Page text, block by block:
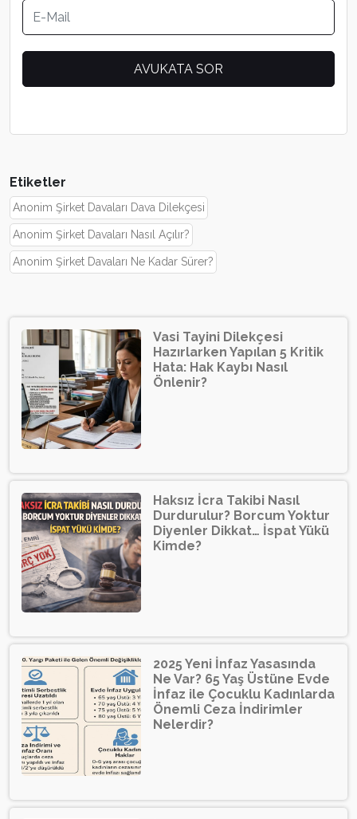
Etiketler
Anonim Şirket Davaları Dava Dilekçesi
Anonim Şirket Davaları Nasıl Açılır?
Anonim Şirket Davaları Ne Kadar Sürer?
Vasi Tayini Dilekçesi
Hazırlarken Yapılan 5 Kritik
Hata: Hak Kaybı Nasıl
Önlenir?
Haksız İcra Takibi Nasıl
Durdurulur? Borcum Yoktur
Diyenler Dikkat… İspat Yükü
Kimde?
2025 Yeni İnfaz Yasasında
Ne Var? 65 Yaş Üstüne Evde
İnfaz ile Çocuklu Kadınlarda
Önemli Ceza İndirimler
Nelerdir?